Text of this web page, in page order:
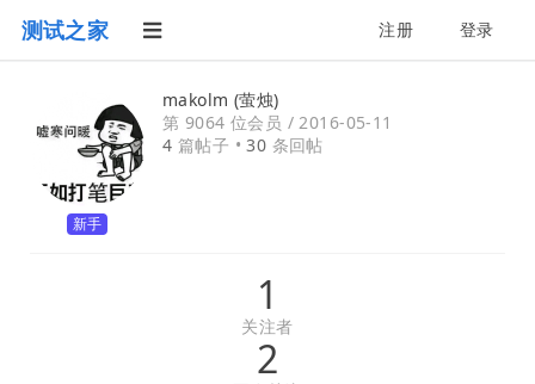
测试之家 注册 登录
新手
makolm (萤烛)
第 9064 位会员 /2016-05-11
4 篇帖子 •30 条回帖
1
关注者
2